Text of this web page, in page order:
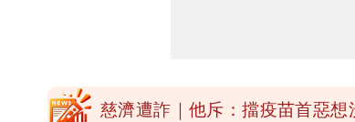
慈濟遭詐｜他斥：擋疫苗首惡想